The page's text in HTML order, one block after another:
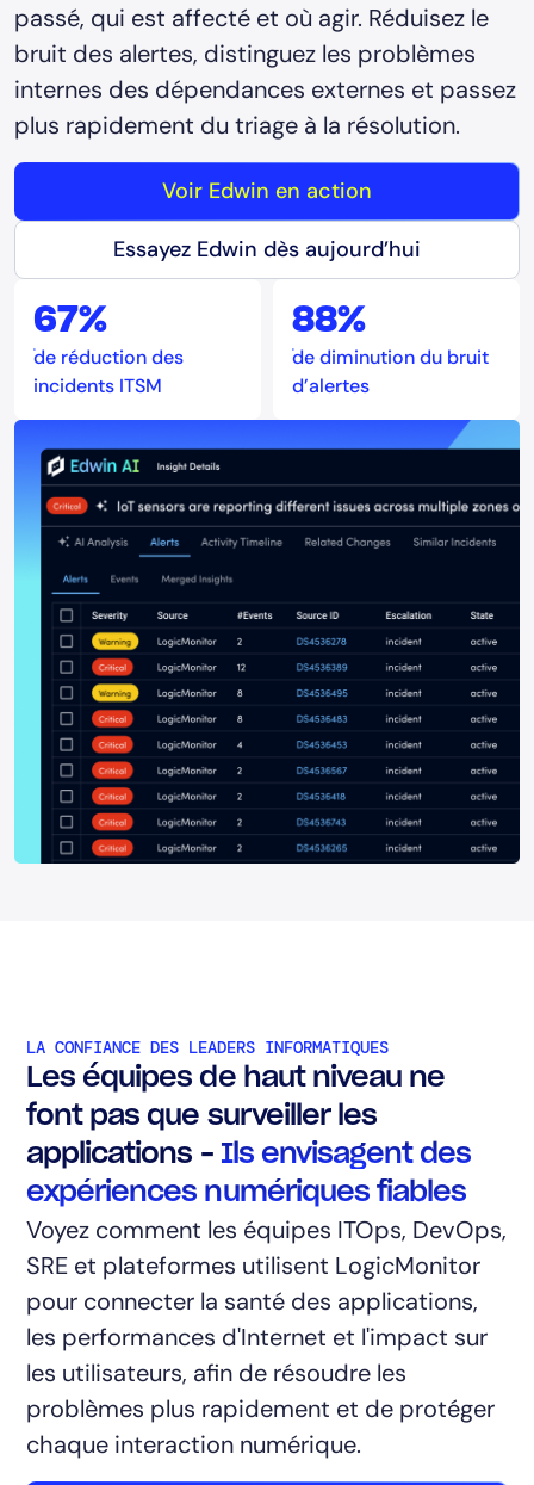
passé, qui est affecté et où agir. Réduisez le
bruit des alertes, distinguez les problèmes
internes des dépendances externes et passez
plus rapidement du triage à la résolution.
Voir Edwin en action
Essayez Edwin dès aujourd’hui
67%
de réduction des
incidents ITSM
88%
de diminution du bruit
d’alertes
LA CONFIANCE DES LEADERS INFORMATIQUES
Les équipes de haut niveau ne
font pas que surveiller les
applications – Ils envisagent des
expériences numériques fiables
Voyez comment les équipes ITOps, DevOps,
SRE et plateformes utilisent LogicMonitor
pour connecter la santé des applications,
les performances d'Internet et l'impact sur
les utilisateurs, afin de résoudre les
problèmes plus rapidement et de protéger
chaque interaction numérique.